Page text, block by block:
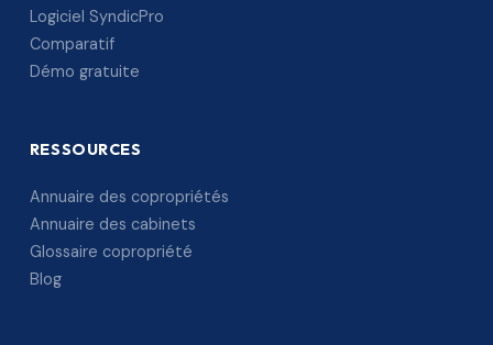
Logiciel SyndicPro
Comparatif
Démo gratuite
RESSOURCES
Annuaire des copropriétés
Annuaire des cabinets
Glossaire copropriété
Blog